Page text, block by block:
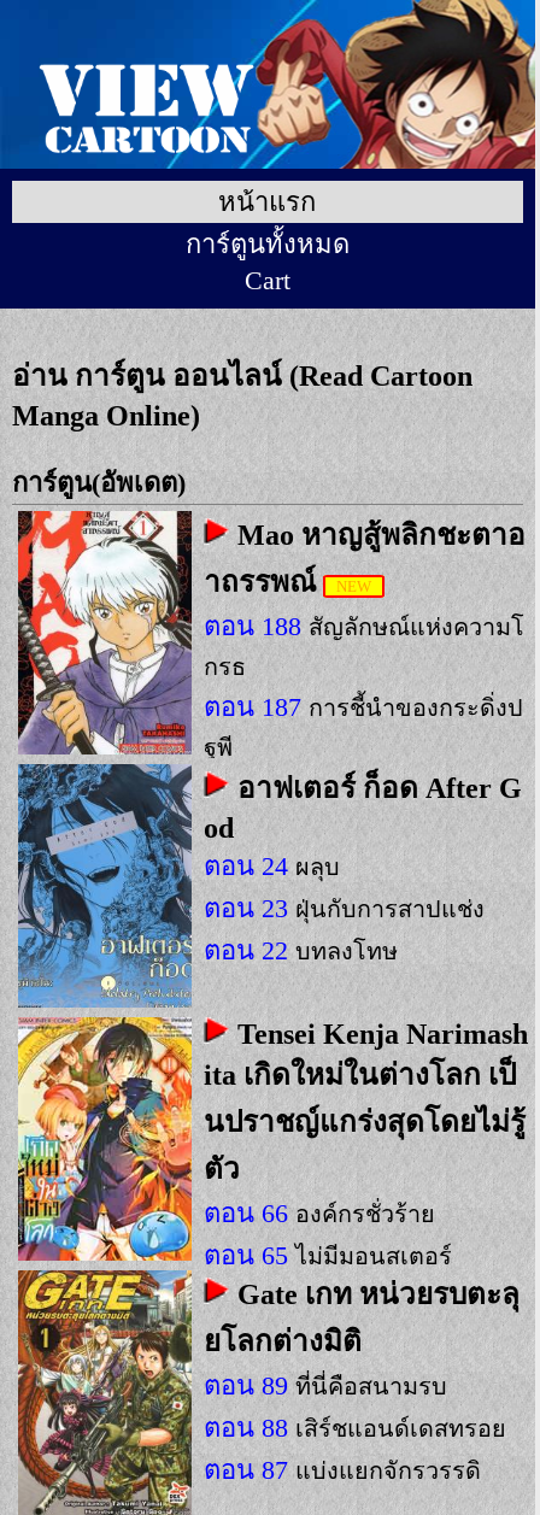
หน้าแรก
การ์ตูนทั้งหมด
Cart
อ่าน การ์ตูน ออนไลน์ (Read Cartoon
Manga Online)
การ์ตูน(อัพเดต)
Mao หาญสู้พลิกชะตาอ
าถรรพณ์
NEW
ตอน 188 สัญลักษณ์แห่งความโ
กรธ
ตอน 187 การชี้นำของกระดิ่งป
ฐพี
ตอน 186 มันมี่อรหันต์อาฟเตอร์ ก็อด After G
od
ตอน 24 ผลุบ
ตอน 23 ฝุ่นกับการสาปแช่ง
ตอน 22 บทลงโทษ
Tensei Kenja Narimash
ita เกิดใหม่ในต่างโลก เป็
นปราชญ์แกร่งสุดโดยไม่รู้
ตัว
ตอน 66 องค์กรชั่วร้าย
ตอน 65 ไม่มีมอนสเตอร์
ตอน 64 เข้าแคมป์ในน้ำวนที่ 2Gate เกท หน่วยรบตะลุ
ยโลกต่างมิติ
ตอน 89 ที่นี่คือสนามรบ
ตอน 88 เสิร์ชแอนด์เดสทรอย
ตอน 87 แบ่งแยกจักรวรรดิ